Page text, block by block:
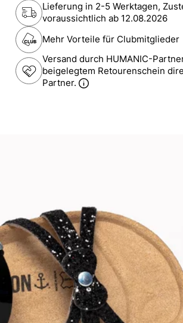
Lieferung in 2-5 Werktagen,
voraussichtlich ab 12.08.2026
Mehr Vorteile für Clubmitglieder
Versand durch HUMANIC-
beigelegtem Retourenschein
Partner.